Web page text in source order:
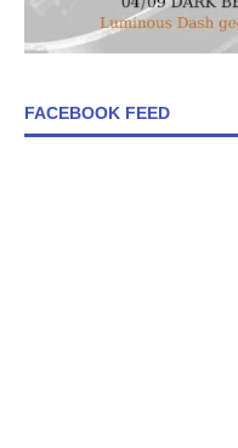
FACEBOOK FEED